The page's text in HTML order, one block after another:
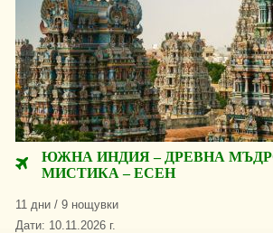
ЮЖНА ИНДИЯ – ДРЕВНА
МИСТИКА – ЕСЕН
11 дни / 9 нощувки
Дати: 10.11.2026 г.